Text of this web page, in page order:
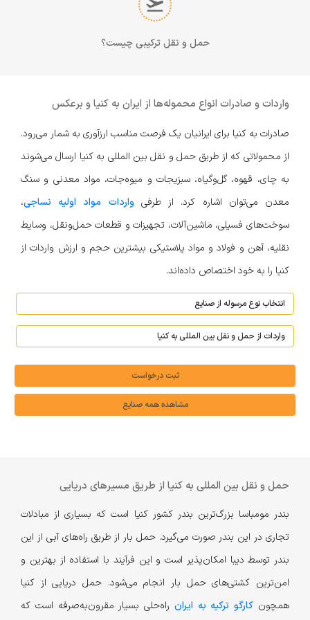
حمل و نقل ترکیبی چیست؟
واردات و صادرات انواع محموله‌ها از ایران به کنیا و برعکس
صادرات به کنیا برای ایرانیان یک فرصت مناسب ارزآوری به شمار می‌رود.
از محمولاتی که از طریق حمل و نقل بین المللی به کنیا ارسال می‌شوند
به چای، قهوه، گل‌وگیاه، سبزیجات و میوه‌جات، مواد معدنی و سنگ
معدن می‌توان اشاره کرد. از طرفیواردات مواد اولیه نساجی،
سوخت‌های فسیلی، ماشین‌آلات، تجهیزات و قطعات حمل‌ونقل، وسایط
نقلیه، آهن و فولاد و مواد پلاستیکی بیشترین حجم و ارزش واردات از
کنیا را به خود اختصاص داده‌اند.
ثبت درخواست
مشاهده همه صنایع
حمل و نقل بین المللی به کنیا از طریق مسیرهای دریایی
بندر مومباسا بزرگ‌ترین بندر کشور کنیا است که بسیاری از مبادلات
تجاری در این بندر صورت می‌گیرد. حمل بار از طریق راه‌های آبی از این
بندر توسط دیبا امکان‌پذیر است و این فرآیند با استفاده از بهترین و
امن‌ترین کشتی‌های حمل بار انجام می‌شود. حمل دریایی از کنیا
همچون کارگو ترکیه به ایران راه‌حلی بسیار مقرون‌به‌صرفه است که